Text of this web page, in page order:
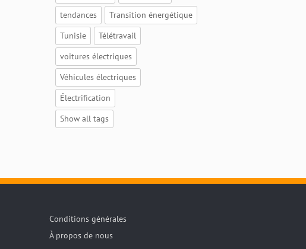
tendances
Transition énergétique
Tunisie
Télétravail
voitures électriques
Véhicules électriques
Électrification
Show all tags
Conditions générales
À propos de nous